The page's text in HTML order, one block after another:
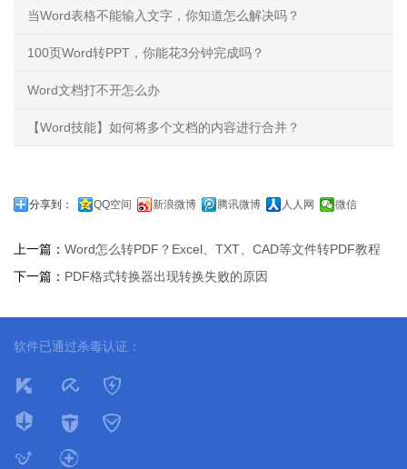
当Word表格不能输入文字，你知道怎么解决吗？
100页Word转PPT，你能花3分钟完成吗？
Word文档打不开怎么办
【Word技能】如何将多个文档的内容进行合并？
分享到： QQ空间 新浪微博 腾讯微博 人人网 微信
上一篇： Word怎么转PDF？Excel、TXT、CAD等文件转PDF教程
下一篇： PDF格式转换器出现转换失败的原因
软件已通过杀毒认证：